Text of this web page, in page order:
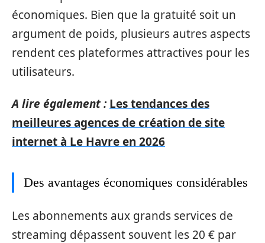
économiques. Bien que la gratuité soit un
argument de poids, plusieurs autres aspects
rendent ces plateformes attractives pour les
utilisateurs.
A lire également : Les tendances des
meilleures agences de création de site
internet à Le Havre en 2026
Des avantages économiques considérables
Les abonnements aux grands services de
streaming dépassent souvent les 20 € par